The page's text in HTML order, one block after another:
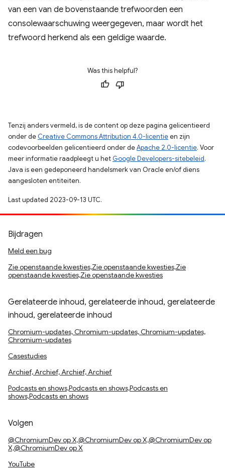
van een van de bovenstaande trefwoorden een
consolewaarschuwing weergegeven, maar wordt het
trefwoord herkend als een geldige waarde.
Was this helpful?
Tenzij anders vermeld, is de content op deze pagina gelicentieerd
onder de Creative Commons Attribution 4.0-licentieen zijn
codevoorbeelden gelicentieerd onder deApache 2.0-licentie. Voor
meer informatie raadpleegt u het Google Developers-sitebeleid.
Java is een gedeponeerd handelsmerk van Oracle en/of diens
aangesloten entiteiten.
Last updated 2023-09-13 UTC.
Bijdragen
Meld een bug
Zie openstaande kwesties,Zie openstaande kwesties,Zie
openstaande kwesties,Zie openstaande kwesties
Gerelateerde inhoud, gerelateerde inhoud, gerelateerde
inhoud, gerelateerde inhoud
Chromium-updates, Chromium-updates, Chromium-updates,
Chromium-updates
Casestudies
Archief, Archief, Archief, Archief
Podcasts en shows,Podcasts en shows,Podcasts en
shows,Podcasts en shows
Volgen
@ChromiumDev op X,@ChromiumDev op X,@ChromiumDev op
X,@ChromiumDev op X
YouTube